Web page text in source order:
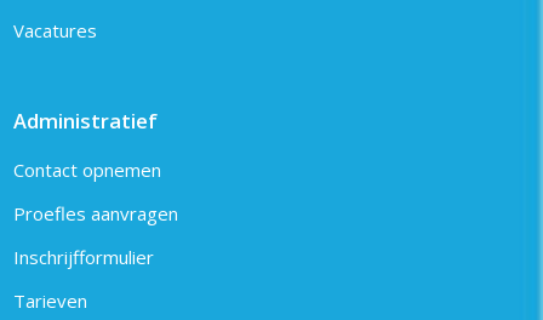
Vacatures
Administratief
Contact opnemen
Proefles aanvragen
Inschrijfformulier
Tarieven